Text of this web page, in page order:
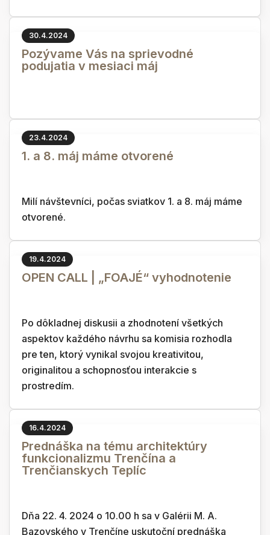
30.4.2024
Pozývame Vás na sprievodné
podujatia v mesiaci máj
23.4.2024
1. a 8. máj máme otvorené
Milí návštevníci, počas sviatkov 1. a 8. máj máme
otvorené.
19.4.2024
OPEN CALL | „FOAJÉ“ vyhodnotenie
Po dôkladnej diskusii a zhodnotení všetkých
aspektov každého návrhu sa komisia rozhodla
pre ten, ktorý vynikal svojou kreativitou,
originalitou a schopnosťou interakcie s
prostredím.
16.4.2024
Prednáška na tému architektúry
funkcionalizmu Trenčína a
Trenčianskych Teplíc
Dňa 22. 4. 2024 o 10.00 h sa v Galérii M. A.
Bazovského v Trenčíne uskutoční prednáška